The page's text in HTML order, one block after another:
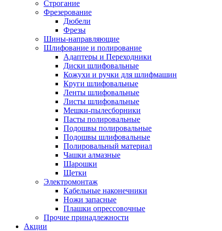
Строгание
Фрезерование
Дюбели
Фрезы
Шины-направляющие
Шлифование и полирование
Адаптеры и Переходники
Диски шлифовальные
Кожухи и ручки для шлифмашин
Круги шлифовальные
Ленты шлифовальные
Листы шлифовальные
Мешки-пылесборники
Пасты полировальные
Подошвы полировальные
Подошвы шлифовальные
Полировальный материал
Чашки алмазные
Шарошки
Щетки
Электромонтаж
Кабельные наконечники
Ножи запасные
Плашки опрессовочные
Прочие принадлежности
Акции